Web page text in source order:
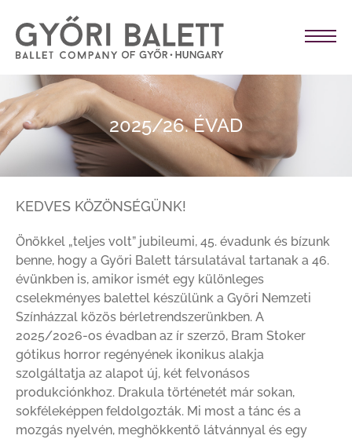
2025/26. ÉVAD
KEDVES KÖZÖNSÉGÜNK!
Önökkel „teljes volt” jubileumi, 45. évadunk és bízunk
benne, hogy a Győri Balett társulatával tartanak a 46.
évünkben is, amikor ismét egy különleges
cselekményes balettel készülünk a Győri Nemzeti
Színházzal közös bérletrendszerünkben. A
2025/2026-os évadban az ír szerző, Bram Stoker
gótikus horror regényének ikonikus alakja
szolgáltatja az alapot új, két felvonásos
produkciónkhoz. Drakula történetét már sokan,
sokféleképpen feldolgozták. Mi most a tánc és a
mozgás nyelvén, meghökkentő látvánnyal és egy